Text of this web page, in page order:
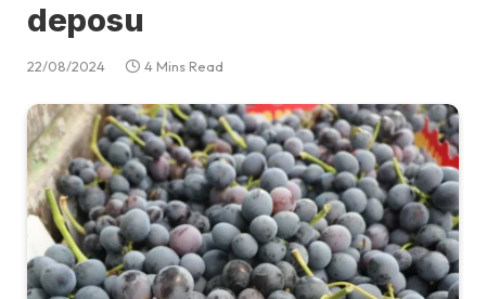
deposu
22/08/2024 4 Mins Read